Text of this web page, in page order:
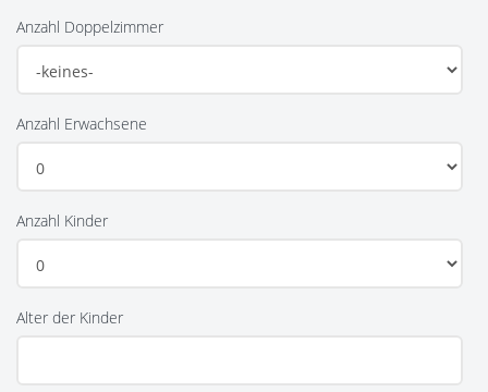
Anzahl Doppelzimmer
Anzahl Erwachsene
Anzahl Kinder
Alter der Kinder